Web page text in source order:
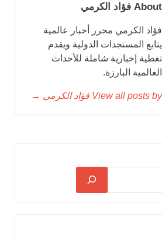
About فؤاد الكرمي
فؤاد الكرمي محرر أخبار عالمية
يتابع المستجدات الدولية ويقدم
تغطية إخبارية شاملة للأحداث
العالمية البارزة.
View all posts by فؤاد الكرمي →